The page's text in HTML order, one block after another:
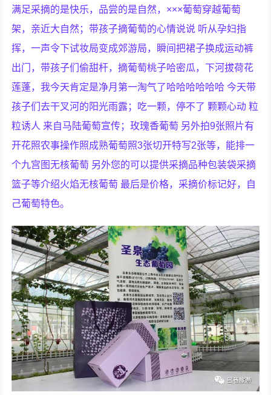
满足采摘的是快乐，品尝的是自然，×××葡萄穿越葡萄
架，亲近大自然；带孩子摘葡萄的心情说说 听从孕妇指
挥，一声令下试妆局变成郊游局，瞬间把裙子换成运动裤
出门，带孩子们偷甜杆，摘葡萄桃子哈密瓜，下河拔荷花
莲蓬，我今天肯定是净月第一淘气了哈哈哈哈哈哈 今天带
孩子们去干叉河的阳光雨露；吃一颗，停不了 颗颗心动 粒
粒诱人 来自马陆葡萄宣传；玫瑰香葡萄 另外拍9张照片有
开花照农事操作照成熟葡萄照3张切开特写2张等，能排一
个九宫图无核葡萄 另外您的可以提供采摘品种包装袋采摘
篮子等介绍火焰无核葡萄 最后是价格，采摘价标记好，自
己葡萄特色。